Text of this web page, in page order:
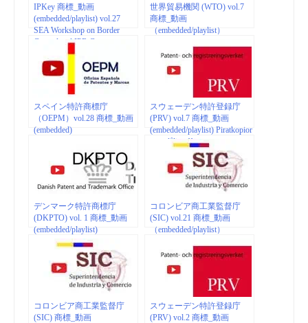
IPKey 商標_動画
(embedded/playlist) vol.27
SEA Workshop on Border
Control and IPR Customs
Enforcement
世界貿易機関 (WTO) vol.7
商標_動画
（embedded/playlist）
スペイン特許商標庁
（OEPM）vol.28 商標_動画
(embedded)
スウェーデン特許登録庁
(PRV) vol.7 商標_動画
(embedded/playlist) Piratkopior
– en dålig affär
デンマーク特許商標庁
(DKPTO) vol. 1 商標_動画
(embedded/playlist)
コロンビア商工業監督庁
(SIC) vol.21 商標_動画
（embedded/playlist）
コロンビア商工業監督庁
(SIC) 商標_動画
スウェーデン特許登録庁
(PRV) vol.2 商標_動画